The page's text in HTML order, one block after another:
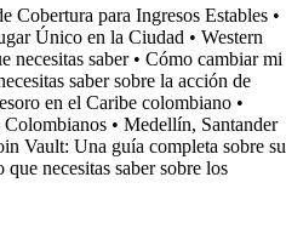
Cobertura para Ingresos Estables •
Único en la Ciudad • Western
necesitas saber• Cómo cambiar mi
saber sobre la acción de
en el Caribe colombiano •
Colombianos • Medellín, Santander
Vault: Una guía completa sobre su
que necesitas saber sobre los